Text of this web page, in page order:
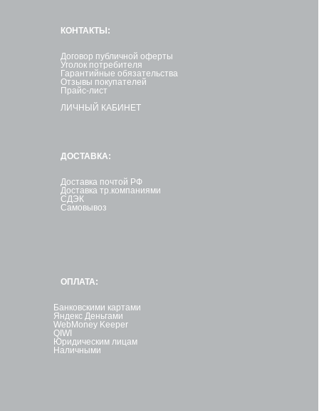
КОНТАКТЫ:
Договор публичной оферты
Уголок потребителя
Гарантийные обязательства
Отзывы покупателей
Прайс-лист
ЛИЧНЫЙ КАБИНЕТ
ДОСТАВКА:
Доставка почтой РФ
Доставка тр.компаниями
СДЭК
Самовывоз
ОПЛАТА:
Банковскими картами
Яндекс Деньгами
WebMoney Keeper
QIWI
Юридическим лицам
Наличными